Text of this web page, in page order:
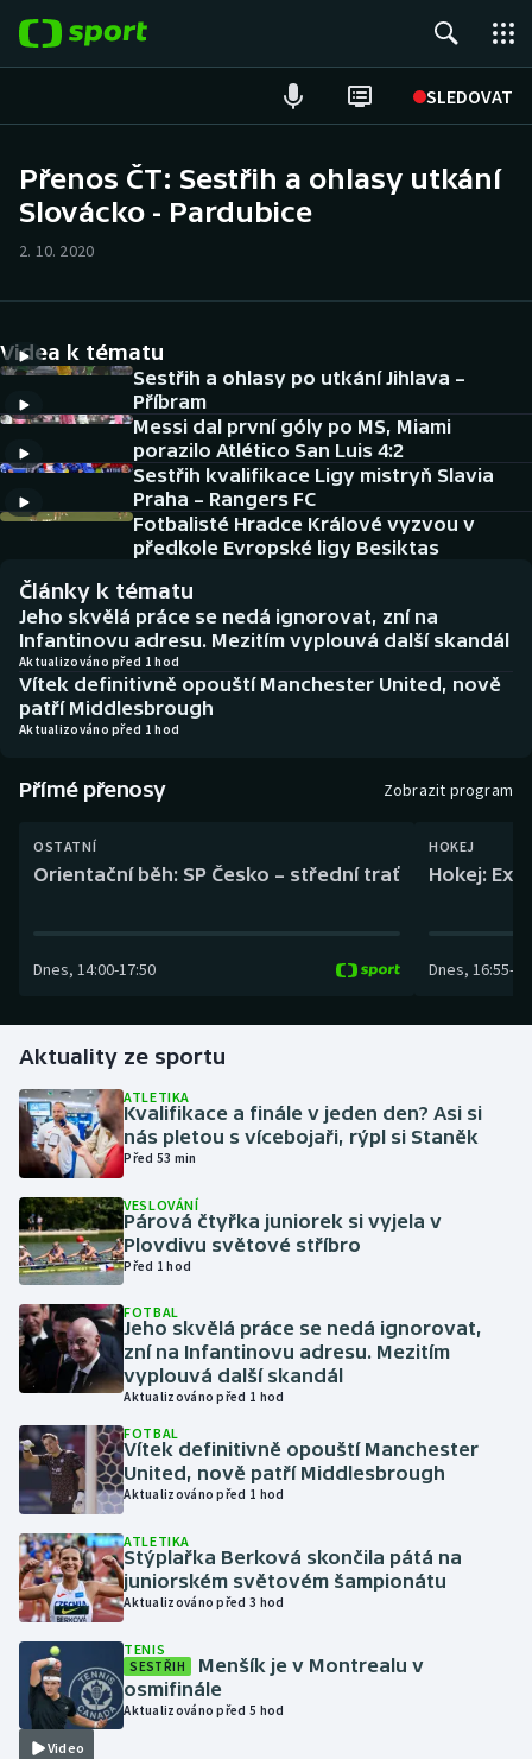
SLEDOVAT
Hokej
Cyklistika
DALŠÍ SPORTY
Americký fotbal
Baseball a softbal
Basketbal
Biatlon
Boby a skeleton
Box
Curling
Golf
Gymnastika
Házená
Jezdectví
Judo
Krasobruslení
Lyže a snowboard
Moderní pětiboj
Motorsport
Parasport
Plavání
NEPŘEHLÉDNĚTE
Historické návraty
Aplikace ČT sport
AZ kvíz
Přenos ČT: Sestřih a ohlasy utkání
Slovácko - Pardubice
2. 10. 2020
Videa k tématu
Sestřih a ohlasy po utkání Jihlava –
Příbram
Messi dal první góly po MS, Miami
porazilo Atlético San Luis 4:2
Sestřih kvalifikace Ligy mistryň Slavia
Praha – Rangers FC
Fotbalisté Hradce Králové vyzvou v
předkole Evropské ligy Besiktas
Články k tématu
Jeho skvělá práce se nedá ignorovat, zní na
Infantinovu adresu. Mezitím vyplouvá další skandál
Aktualizováno před 1 hod
Vítek definitivně opouští Manchester United, nově
patří Middlesbrough
Aktualizováno před 1 hod
Přímé přenosy Zobrazit program
OSTATNÍ
Orientační běh: SP Česko – střední trať
Dnes, 14:00-17:50
HOKEJ
Hokej:
Dnes, 16:55-
Aktuality ze sportu
ATLETIKA
Kvalifikace a finále v jeden den? Asi si
nás pletou s vícebojaři, rýpl si Staněk
Před 53 min
VESLOVÁNÍ
Párová čtyřka juniorek si vyjela v
Plovdivu světové stříbro
Před 1 hod
FOTBAL
Jeho skvělá práce se nedá ignorovat,
zní na Infantinovu adresu. Mezitím
vyplouvá další skandál
Aktualizováno před 1 hod
FOTBAL
Vítek definitivně opouští Manchester
United, nově patří Middlesbrough
Aktualizováno před 1 hod
ATLETIKA
Stýplařka Berková skončila pátá na
juniorském světovém šampionátu
Aktualizováno před 3 hod
Video
TENIS
SESTŘIH
Menšík je v Montrealu v
osmifinále
Aktualizováno před 5 hod